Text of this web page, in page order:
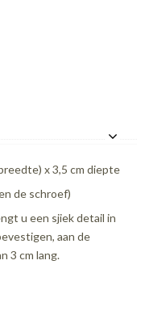
x 3,5 cm diepte
de schroef)
u een sjiek detail in
aan de
3 cm lang.